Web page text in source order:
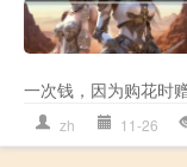
一次钱，因为购花时
zh 11-26